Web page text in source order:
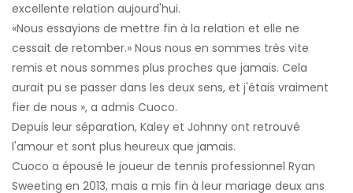
excellente relation aujourd'hui.
«Nous essayions de mettre fin à la relation et elle ne
cessait de retomber.» Nous nous en sommes très vite
remis et nous sommes plus proches que jamais. Cela
aurait pu se passer dans les deux sens, et j'étais vraiment
fier de nous », a admis Cuoco.
Depuis leur séparation, Kaley et Johnny ont retrouvé
l'amour et sont plus heureux que jamais.
Cuoco a épousé le joueur de tennis professionnel Ryan
Sweeting en 2013, mais a mis fin à leur mariage deux ans